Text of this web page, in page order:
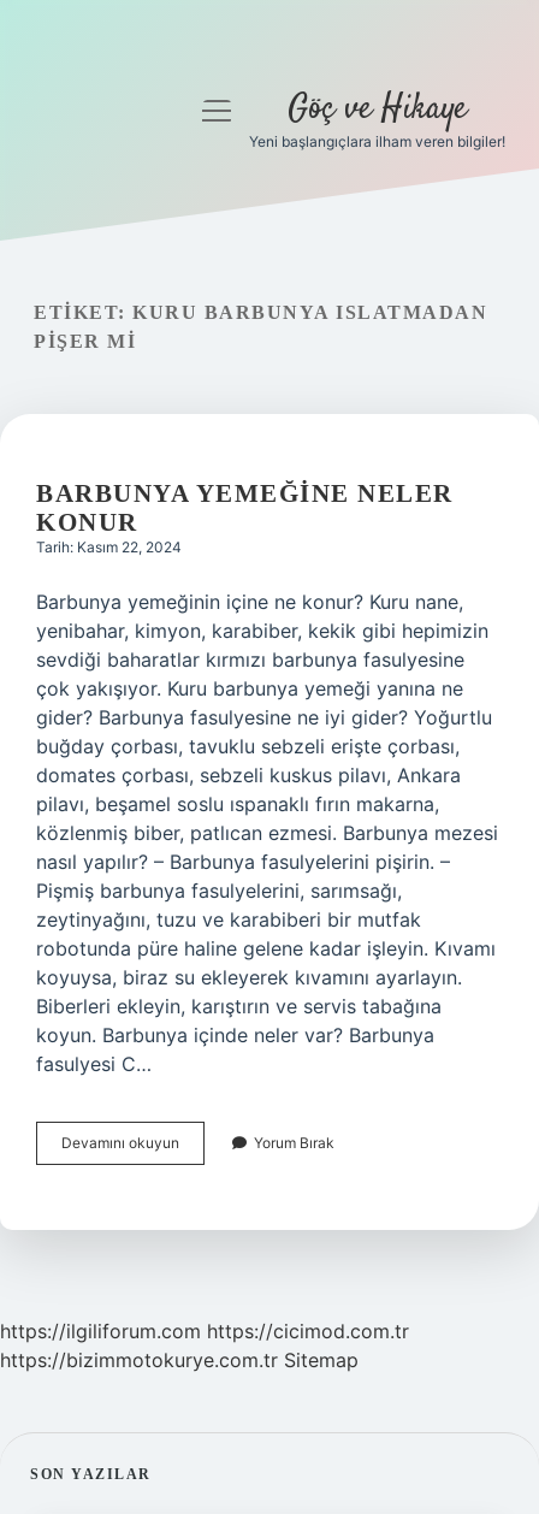
Gizlilik Politikası
Hakkımızda
menüyü
Göç ve Hikaye
Yeni başlangıçlara ilham veren bilgiler!
ETIKET: KURU BARBUNYA ISLATMADAN
PIŞER MI
BARBUNYA YEMEĞINE NELER
KONUR
Tarih: Kasım 22, 2024
Barbunya yemeğinin içine ne konur? Kuru nane,
yenibahar, kimyon, karabiber, kekik gibi hepimizin
sevdiği baharatlar kırmızı barbunya fasulyesine
çok yakışıyor. Kuru barbunya yemeği yanına ne
gider? Barbunya fasulyesine ne iyi gider? Yoğurtlu
buğday çorbası, tavuklu sebzeli erişte çorbası,
domates çorbası, sebzeli kuskus pilavı, Ankara
pilavı, beşamel soslu ıspanaklı fırın makarna,
közlenmiş biber, patlıcan ezmesi. Barbunya mezesi
nasıl yapılır? – Barbunya fasulyelerini pişirin. –
Pişmiş barbunya fasulyelerini, sarımsağı,
zeytinyağını, tuzu ve karabiberi bir mutfak
robotunda püre haline gelene kadar işleyin. Kıvamı
koyuysa, biraz su ekleyerek kıvamını ayarlayın.
Biberleri ekleyin, karıştırın ve servis tabağına
koyun. Barbunya içinde neler var? Barbunya
fasulyesi C…
Devamını okuyun Barbunya
Yemeğine
Yorum Bırak
https://ilgiliforum.com https://cicimod.com.tr
https://bizimmotokurye.com.tr Sitemap
SIDEBAR
SON YAZILAR